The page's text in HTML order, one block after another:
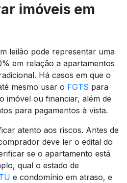
imóveis em
leilão pode representar uma
em relação a apartamentos
Há casos em que o
mesmo usar o FGTS para
imóvel ou financiar, além de
para pagamentos à vista.
atento aos riscos. Antes de
deve ler o edital do
se o apartamento está
qual o estado de
e condomínio em atraso, e